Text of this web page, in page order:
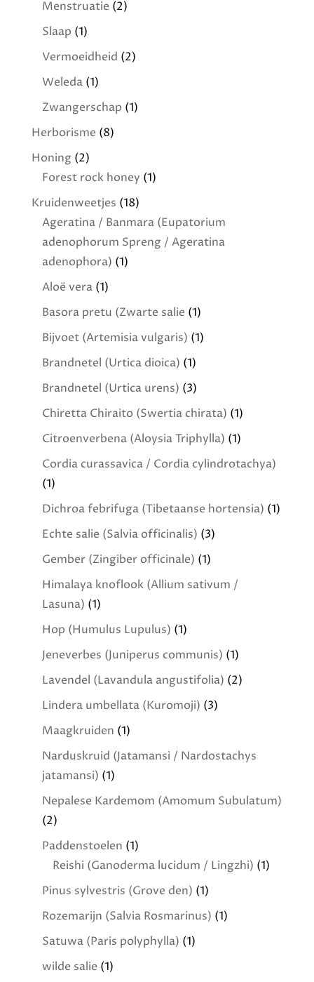
Menstruatie (2)
Slaap (1)
Vermoeidheid (2)
Weleda(1)
Zwangerschap (1)
Herborisme (8)
Honing(2)
Forest rock honey (1)
Kruidenweetjes (18)
Ageratina / Banmara (Eupatorium
adenophorum Spreng / Ageratina
adenophora) (1)
Aloë vera(1)
Basora pretu (Zwarte salie (1)
Bijvoet (Artemisia vulgaris) (1)
Brandnetel (Urtica dioica) (1)
Brandnetel (Urtica urens) (3)
Chiretta Chiraito (Swertia chirata) (1)
Citroenverbena (Aloysia Triphylla) (1)
Cordia curassavica / Cordia cylindrotachya)
(1)
Dichroa febrifuga (Tibetaanse hortensia) (1)
Echte salie (Salvia officinalis) (3)
Gember (Zingiber officinale) (1)
Himalaya knoflook (Allium sativum /
Lasuna) (1)
Hop (Humulus Lupulus) (1)
Jeneverbes (Juniperus communis) (1)
Lavendel (Lavandula angustifolia) (2)
Lindera umbellata (Kuromoji) (3)
Maagkruiden (1)
Narduskruid (Jatamansi / Nardostachys
jatamansi) (1)
Nepalese Kardemom (Amomum Subulatum)
(2)
Paddenstoelen (1)
Reishi (Ganoderma lucidum / Lingzhi) (1)
Pinus sylvestris (Grove den) (1)
Rozemarijn (Salvia Rosmarinus) (1)
Satuwa (Paris polyphylla) (1)
wilde salie (1)